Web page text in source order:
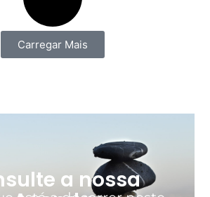
Carregar Mais
a nossa